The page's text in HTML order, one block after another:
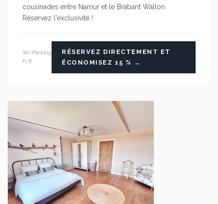
cousinades entre Namur et le Brabant Wallon.
Réservez l'exclusivité !
Wi-
Fi 6
Parking
RÉSERVEZ DIRECTEMENT ET
ÉCONOMISEZ 15 % →